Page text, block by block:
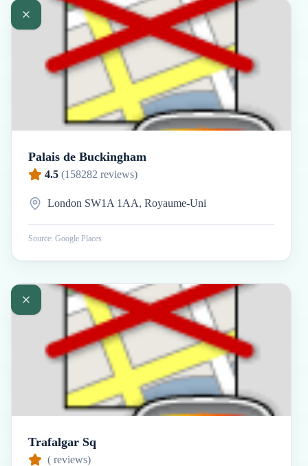
Palais de Buckingham
4.5 (158282 reviews)
London SW1A 1AA, Royaume-Uni
Source: Google Places
Trafalgar Sq
( reviews)